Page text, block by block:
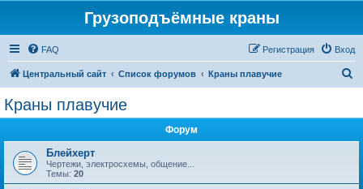
Грузоподъёмные краны
FAQ Вход
Регистрация
Центральный сайт Список форумов Краны плавучие
Краны плавучие
Форум
Блейхерт
Чертежи, электросхемы, общение...
Темы: 20